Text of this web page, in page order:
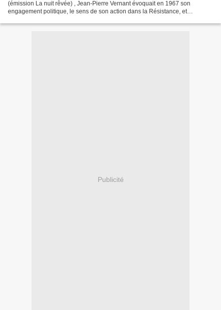
(émission La nuit rêvée) , Jean-Pierre Vernant évoquait en 1967 son
engagement politique, le sens de son action dans la Résistance, et
Publicité